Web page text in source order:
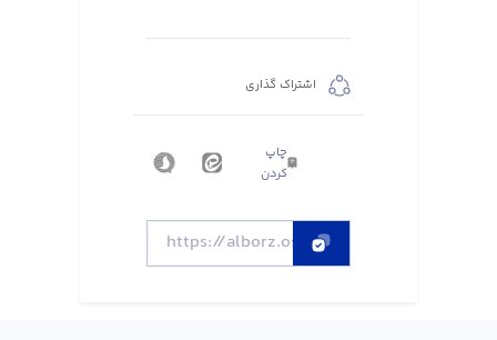
اشتراک گذاری
چاپ
کردن